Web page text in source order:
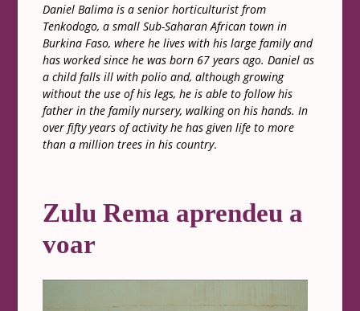
Daniel Balima is a senior horticulturist from
Tenkodogo, a small Sub-Saharan African town in
Burkina Faso, where he lives with his large family and
has worked since he was born 67 years ago. Daniel as
a child falls ill with polio and, although growing
without the use of his legs, he is able to follow his
father in the family nursery, walking on his hands. In
over fifty years of activity he has given life to more
than a million trees in his country.
Zulu Rema aprendeu a
voar